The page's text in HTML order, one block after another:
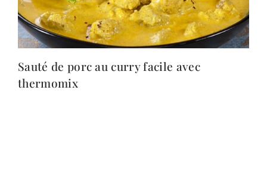
Sauté de porc au curry facile avec
thermomix